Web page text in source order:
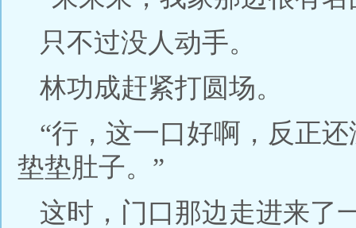
只不过没人动手。
林功成赶紧打圆场。
“行，这一口好啊，反正
垫垫肚子。”
这时，门口那边走进来了